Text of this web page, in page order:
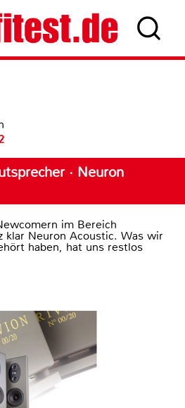
· Neuron
im Bereich
klar Neuron Acoustic. Was wir
haben, hat uns restlos